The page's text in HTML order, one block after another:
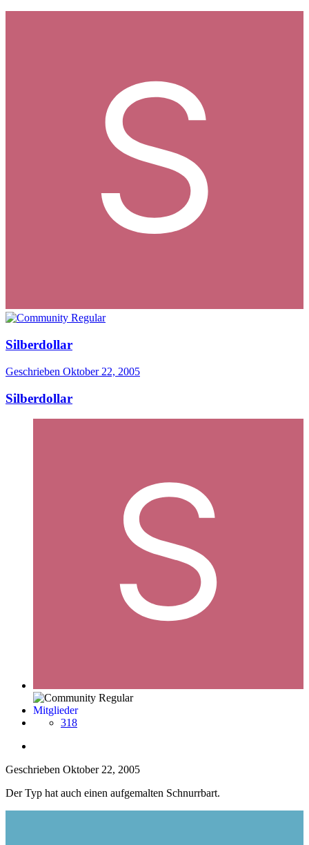
Silberdollar
Geschrieben Oktober 22, 2005
Silberdollar
Mitglieder
318
Geschrieben Oktober 22, 2005
Der Typ hat auch einen aufgemalten Schnurrbart.